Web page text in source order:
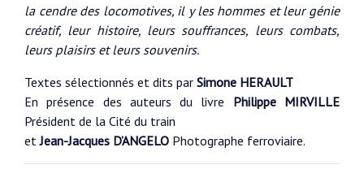
la cendre des locomotives, il y les hommes et leur génie
créatif, leur histoire, leurs souffrances, leurs combats,
leurs plaisirs et leurs souvenirs.
Textes sélectionnés et dits par Simone HERAULT
En présence des auteurs du livre Philippe MIRVILLE
Président de la Cité du train
etJean-Jacques D’ANGELO Photographe ferroviaire.